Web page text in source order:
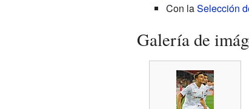
Con laSelección
Galería de